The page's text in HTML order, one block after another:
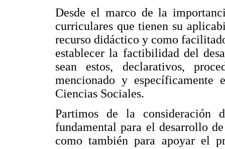
Desde el marco de la
curriculares que tienen su
recurso didáctico y como
establecer la factibilidad del
sean estos, declarativos,
mencionado y específicamente
Ciencias Sociales.
Partimos de la consideración
fundamental para el desarrollo
como también para apoyar el